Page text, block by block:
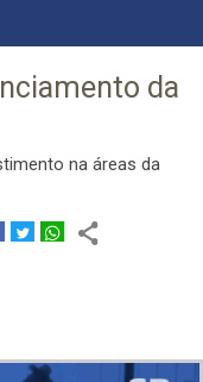
da
na áreas da